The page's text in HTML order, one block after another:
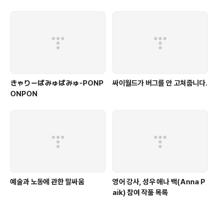
きゃりーぱみゅぱみゅ-PONP
ONPON
싸이월드가 버그를 안 고쳐줍니다.
예술과 노동에 관한 말싸움
영어 강사, 성우 애나 백(Anna P
aik) 참여 작품 목록